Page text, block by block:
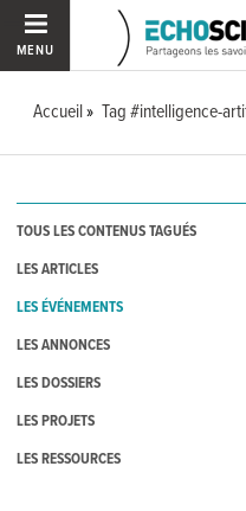
MENU
Accueil Tag #intelligence-
TOUS LES CONTENUS TAGUÉS
LES ARTICLES
LES ÉVÉNEMENTS
LES ANNONCES
LES DOSSIERS
LES PROJETS
LES RESSOURCES